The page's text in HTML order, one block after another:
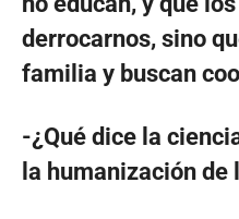
derrocarnos, sino
familia y buscan
-¿Qué dice la
la humanización de